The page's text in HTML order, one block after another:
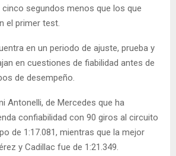
segundos menos que los que
el primer test.
en un periodo de ajuste, prueba y
en cuestiones de fiabilidad antes de
de desempeño.
Antonelli, de Mercedes que ha
confiabilidad con 90 giros al circuito
de 1:17.081, mientras que la mejor
y Cadillac fue de 1:21.349.